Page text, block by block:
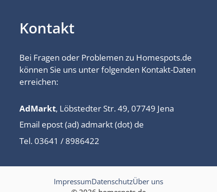
Kontakt
Bei Fragen oder Problemen zu Homespots.de
können Sie uns unter folgenden Kontakt-Daten
erreichen:
AdMarkt, Löbstedter Str. 49, 07749 Jena
Email epost (ad) admarkt (dot) de
Tel. 03641 / 8986422
ImpressumDatenschutzÜber uns